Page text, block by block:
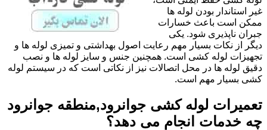
غیر استاندار بودن لوله ها
ممکن است باعث خسارات
جبران ناپذیری شود. یکی
دیگر از نکات بسیار مهم رعایت اصول بهداشتی و تمیزی لوله ها و
تجهیزات لوله کشی است. همچنین جنس و سایز لوله ها و نصب
دقیق لوله ها در محل اتصالات نیز از نکاتی است که در سیستم لوله
کشی بسیار مهم است.
تعمیرات لوله کشی جوانرود,منطقه جوانرود
چه خدمات انجام می دهد؟